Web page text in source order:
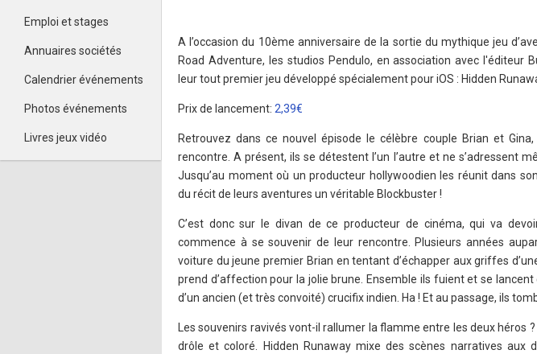
Se connecter
Contacter un modérateur
Dailymotion
Facebook
Google+
Pinterest
Youtube
Emploi et stages
Annuaires sociétés
Calendrier événements
Photos événements
Livres jeux vidéo
A l’occasion du 10ème anniversaire de la sortie du mythique jeu
Road Adventure, les studios Pendulo, en association avec l'éditeur
leur tout premier jeu développé spécialement pour iOS : Hidden
Prix de lancement: 2,39€
Retrouvez dans ce nouvel épisode le célèbre couple Brian et
rencontre. A présent, ils se détestent l’un l’autre et ne s’adressent
Jusqu’au moment où un producteur hollywoodien les réunit dans
du récit de leurs aventures un véritable Blockbuster !
C’est donc sur le divan de ce producteur de cinéma, qui va
commence à se souvenir de leur rencontre. Plusieurs années
voiture du jeune premier Brian en tentant d’échapper aux griffes
prend d’affection pour la jolie brune. Ensemble ils fuient et se
d’un ancien (et très convoité) crucifix indien. Ha ! Et au passage, ils
Les souvenirs ravivés vont-il rallumer la flamme entre les deux héros
drôle et coloré. Hidden Runaway mixe des scènes narratives aux